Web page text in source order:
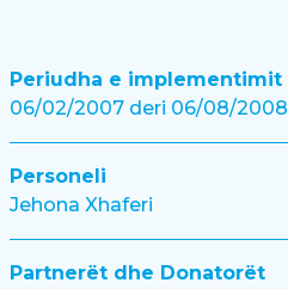
Periudha e implementimit
06/02/2007 deri 06/08/2008
Personeli
Jehona Xhaferi
Partnerët dhe Donatorët